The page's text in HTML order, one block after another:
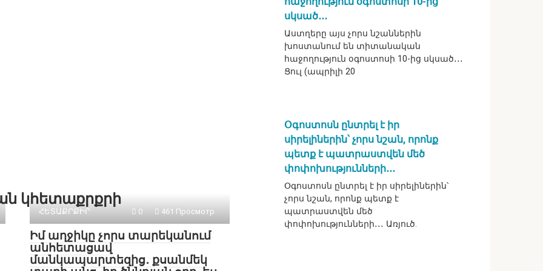
կհետաքրքրի
ՀԵՏԱՔՐՔԻՐ 0 461 Просмотр
Իմ աղջիկը չորս տարեկանում
անհետացավ
մանկապարտեզից․ քսանմեկ
սկսած․․․
Աստղերը այս չորս նշաններին
խոստանում են տիտանական
հաջողություն օգոստոսի 10-ից սկսած․․․
Ցուլ (ապրիլի 20
Օգոստոսն ընտրել է իր
սիրելիներին՝ չորս նշան, որոնք
պետք է պատրաստվեն մեծ
փոփոխությունների․․․
Օգոստոսն ընտրել է իր սիրելիներին՝
չորս նշան, որոնք պետք է
պատրաստվեն մեծ
փոփոխությունների․․․ Առյուծ.